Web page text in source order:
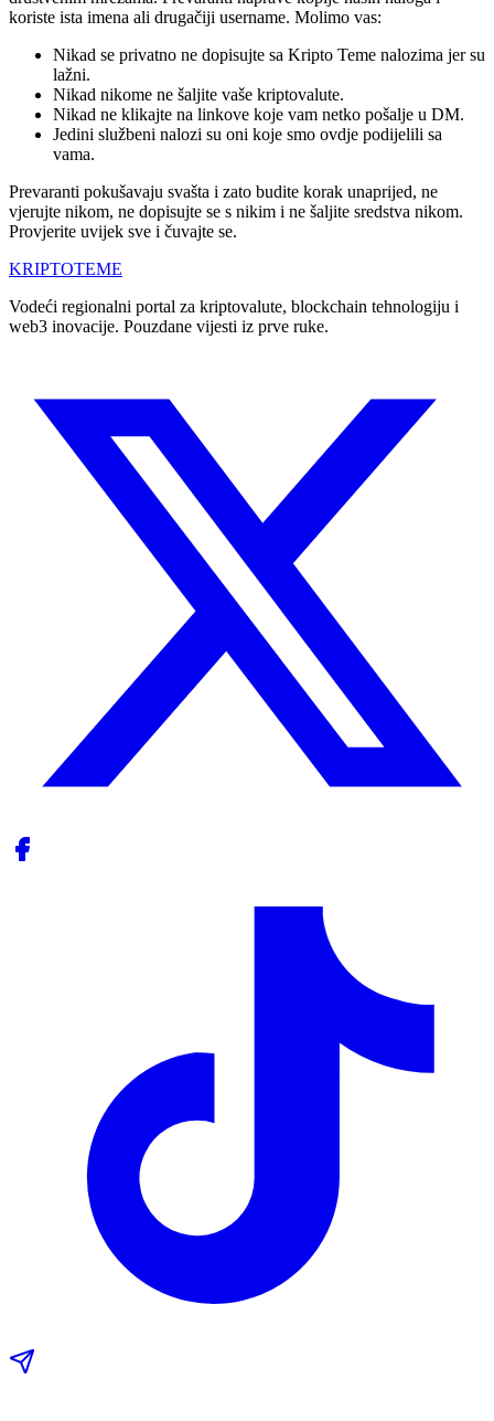
koriste ista imena ali drugačiji username. Molimo vas:
Nikad se privatno ne dopisujte sa Kripto Teme nalozima jer su
lažni.
Nikad nikome ne šaljite vaše kriptovalute.
Nikad ne klikajte na linkove koje vam netko pošalje u DM.
Jedini službeni nalozi su oni koje smo ovdje podijelili sa
vama.
Prevaranti pokušavaju svašta i zato budite korak unaprijed, ne
vjerujte nikom, ne dopisujte se s nikim i ne šaljite sredstva nikom.
Provjerite uvijek sve i čuvajte se.
KRIPTOTEME
Vodeći regionalni portal za kriptovalute, blockchain tehnologiju i
web3 inovacije. Pouzdane vijesti iz prve ruke.